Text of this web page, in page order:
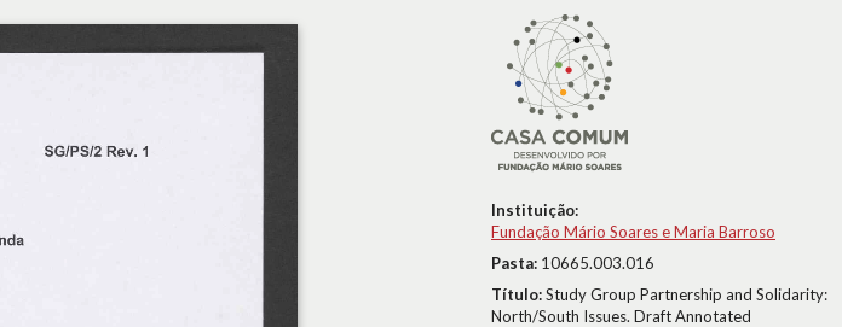
Instituição:
Fundação Mário Soares e Maria Barroso
Pasta: 10665.003.016
Título:Study Group Partnership and Solidarity:
North/South Issues. Draft Annotated